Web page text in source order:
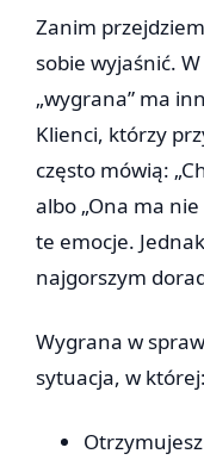
Zanim
sobie wyjaśnić.
„wygrana” ma
Klienci, którzy
często mówią:
albo „Ona ma
te emocje.
najgorszym
Wygrana w
sytuacja, w której: